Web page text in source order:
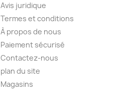
Avis juridique
Termes et conditions
À propos de nous
Paiement sécurisé
Contactez-nous
plan du site
Magasins